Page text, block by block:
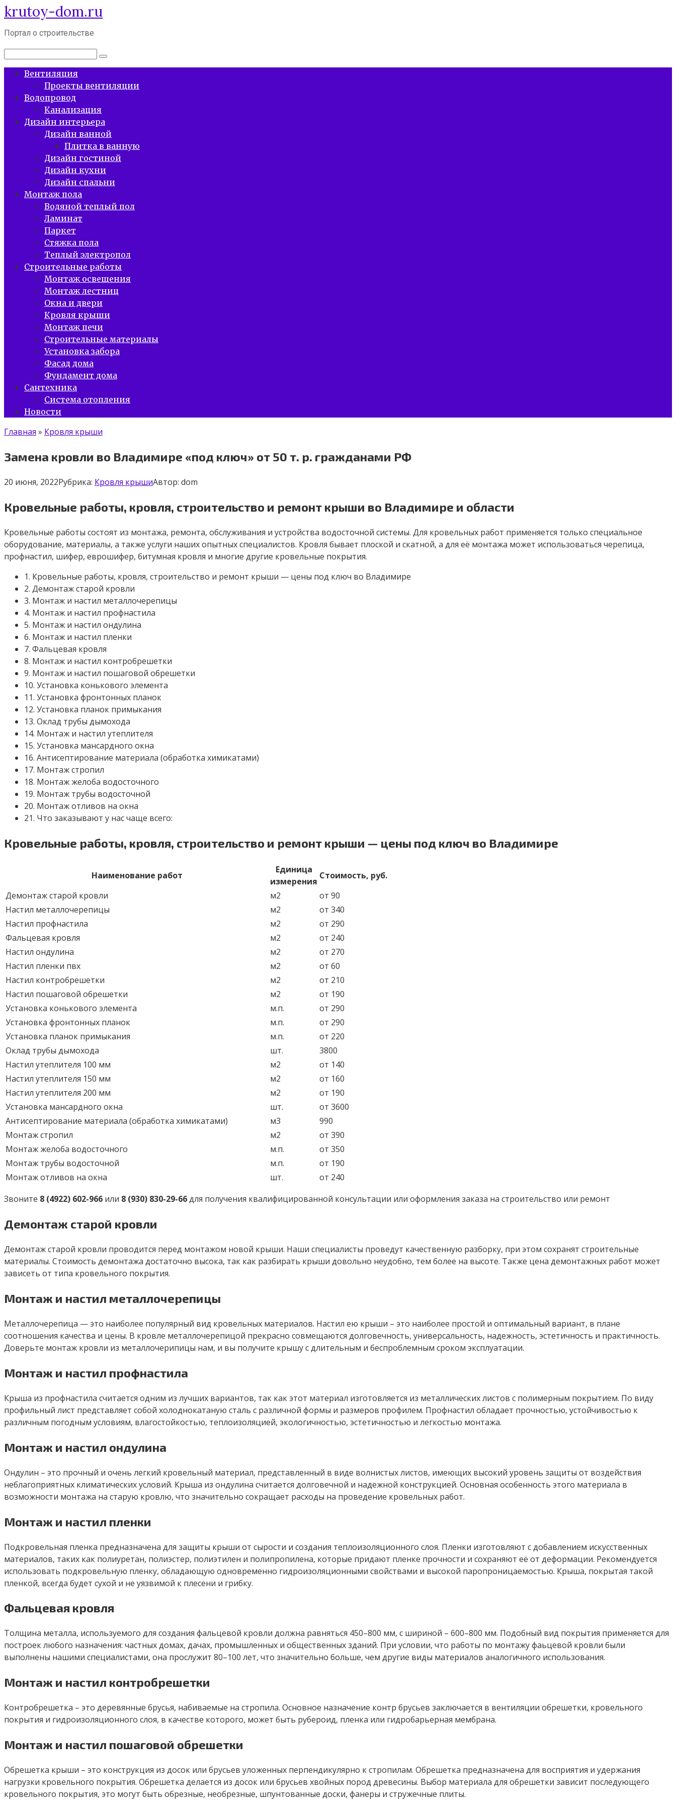
Перейти
к
контенту
krutoy-dom.ru
Портал о строительстве
Поиск:
Вентиляция
Проекты вентиляции
Водопровод
Канализация
Дизайн интерьера
Дизайн ванной
Плитка в ванную
Дизайн гостиной
Дизайн кухни
Дизайн спальни
Монтаж пола
Водяной теплый пол
Ламинат
Паркет
Стяжка пола
Теплый электропол
Строительные работы
Монтаж освещения
Монтаж лестниц
Окна и двери
Кровля крыши
Монтаж печи
Строительные материалы
Установка забора
Фасад дома
Фундамент дома
Сантехника
Система отопления
Новости
Главная » Кровля крыши
Замена кровли во Владимире «под ключ» от 50 т. р. гражданами РФ
20 июня, 2022Рубрика: Кровля крышиАвтор: dom
Кровельные работы, кровля, строительство и ремонт крыши во Владимире и области
Кровельные работы состоят из монтажа, ремонта, обслуживания и устройства водосточной системы. Для кровельных работ применяется только специальное
оборудование, материалы, а также услуги наших опытных специалистов. Кровля бывает плоской и скатной, а для её монтажа может использоваться черепица,
профнастил, шифер, еврошифер, битумная кровля и многие другие кровельные покрытия.
1. Кровельные работы, кровля, строительство и ремонт крыши — цены под ключ во Владимире
2. Демонтаж старой кровли
3. Монтаж и настил металлочерепицы
4. Монтаж и настил профнастила
5. Монтаж и настил ондулина
6. Монтаж и настил пленки
7. Фальцевая кровля
8. Монтаж и настил контробрешетки
9. Монтаж и настил пошаговой обрешетки
10. Установка конькового элемента
11. Установка фронтонных планок
12. Установка планок примыкания
13. Оклад трубы дымохода
14. Монтаж и настил утеплителя
15. Установка мансардного окна
16. Антисептирование материала (обработка химикатами)
17. Монтаж стропил
18. Монтаж желоба водосточного
19. Монтаж трубы водосточной
20. Монтаж отливов на окна
21. Что заказывают у нас чаще всего:
Кровельные работы, кровля, строительство и ремонт крыши — цены под ключ во Владимире
Наименование работ
Единица
измерения
Стоимость, руб.
Демонтаж старой кровли
м2
от 90
Настил металлочерепицы
м2
от 340
Настил профнастила
м2
от 290
Фальцевая кровля
м2
от 240
Настил ондулина
м2
от 270
Настил пленки пвх
м2
от 60
Настил контробрешетки
м2
от 210
Настил пошаговой обрешетки
м2
от 190
Установка конькового элемента
м.п.
от 290
Установка фронтонных планок
м.п.
от 290
Установка планок примыкания
м.п.
от 220
Оклад трубы дымохода
шт.
3800
Настил утеплителя 100 мм
м2
от 140
Настил утеплителя 150 мм
м2
от 160
Настил утеплителя 200 мм
м2
от 190
Установка мансардного окна
шт.
от 3600
Антисептирование материала (обработка химикатами)
м3
990
Монтаж стропил
м2
от 390
Монтаж желоба водосточного
м.п.
от 350
Монтаж трубы водосточной
м.п.
от 190
Монтаж отливов на окна
шт.
от 240
Звоните 8 (4922) 602-966 или 8 (930) 830-29-66для получения квалифицированной консультации или оформления заказа на строительство или ремонт
Демонтаж старой кровли
Демонтаж старой кровли проводится перед монтажом новой крыши. Наши специалисты проведут качественную разборку, при этом сохранят строительные
материалы. Стоимость демонтажа достаточно высока, так как разбирать крыши довольно неудобно, тем более на высоте. Также цена демонтажных работ может
зависеть от типа кровельного покрытия.
Монтаж и настил металлочерепицы
Металлочерепица — это наиболее популярный вид кровельных материалов. Настил ею крыши – это наиболее простой и оптимальный вариант, в плане
соотношения качества и цены. В кровле металлочерепицой прекрасно совмещаются долговечность, универсальность, надежность, эстетичность и практичность.
Доверьте монтаж кровли из металлочерипицы нам, и вы получите крышу с длительным и беспроблемным сроком эксплуатации.
Монтаж и настил профнастила
Крыша из профнастила считается одним из лучших вариантов, так как этот материал изготовляется из металлических листов с полимерным покрытием. По виду
профильный лист представляет собой холоднокатаную сталь с различной формы и размеров профилем. Профнастил обладает прочностью, устойчивостью к
различным погодным условиям, влагостойкостью, теплоизоляцией, экологичностью, эстетичностью и легкостью монтажа.
Монтаж и настил ондулина
Ондулин – это прочный и очень легкий кровельный материал, представленный в виде волнистых листов, имеющих высокий уровень защиты от воздействия
неблагоприятных климатических условий. Крыша из ондулина считается долговечной и надежной конструкцией. Основная особенность этого материала в
возможности монтажа на старую кровлю, что значительно сокращает расходы на проведение кровельных работ.
Монтаж и настил пленки
Подкровельная пленка предназначена для защиты крыши от сырости и создания теплоизоляционного слоя. Пленки изготовляют с добавлением искусственных
материалов, таких как полиуретан, полиэстер, полиэтилен и полипропилена, которые придают пленке прочности и сохраняют её от деформации. Рекомендуется
использовать подкровельную пленку, обладающую одновременно гидроизоляционными свойствами и высокой паропроницаемостью. Крыша, покрытая такой
пленкой, всегда будет сухой и не уязвимой к плесени и грибку.
Фальцевая кровля
Толщина металла, используемого для создания фальцевой кровли должна равняться 450–800 мм, с шириной – 600–800 мм. Подобный вид покрытия применяется для
построек любого назначения: частных домах, дачах, промышленных и общественных зданий. При условии, что работы по монтажу фаьцевой кровли были
выполнены нашими специалистами, она прослужит 80–100 лет, что значительно больше, чем другие виды материалов аналогичного использования.
Монтаж и настил контробрешетки
Контробрешетка – это деревянные брусья, набиваемые на стропила. Основное назначение контр брусьев заключается в вентиляции обрешетки, кровельного
покрытия и гидроизоляционного слоя, в качестве которого, может быть рубероид, пленка или гидробарьерная мембрана.
Монтаж и настил пошаговой обрешетки
Обрешетка крыши – это конструкция из досок или брусьев уложенных перпендикулярно к стропилам. Обрешетка предназначена для восприятия и удержания
нагрузки кровельного покрытия. Обрешетка делается из досок или брусьев хвойных пород древесины. Выбор материала для обрешетки зависит последующего
кровельного покрытия, это могут быть обрезные, необрезные, шпунтованные доски, фанеры и стружечные плиты.